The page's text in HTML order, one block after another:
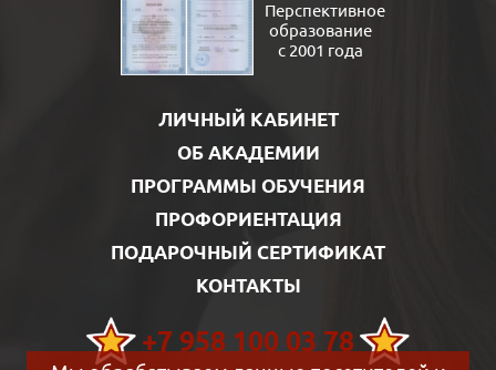
Перспективное
образование
с 2001 года
ЛИЧНЫЙ КАБИНЕТ
ОБ АКАДЕМИИ
ПРОГРАММЫ ОБУЧЕНИЯ
ПРОФОРИЕНТАЦИЯ
ПОДАРОЧНЫЙ СЕРТИФИКАТ
КОНТАКТЫ
+7 958 100 03 78